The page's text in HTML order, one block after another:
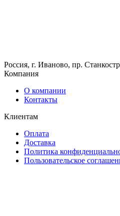
Россия, г. Иваново, пр.
Компания
О компании
Контакты
Клиентам
Оплата
Доставка
Политика
Пользовательское